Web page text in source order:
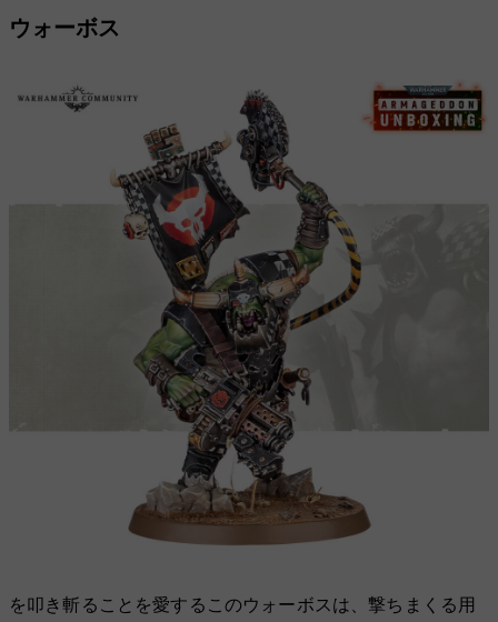
ウォーボス
を叩き斬ることを愛するこのウォーボスは、撃ちまくる用